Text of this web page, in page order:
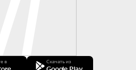
в Скачать из